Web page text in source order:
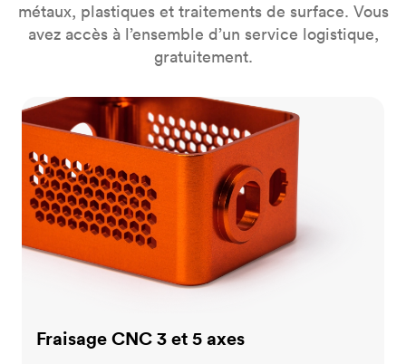
métaux, plastiques et traitements de surface. Vous
avez accès à l’ensemble d’un service logistique,
gratuitement.
Fraisage CNC 3 et 5 axes
Fraisage CNC 3 et 5 axes